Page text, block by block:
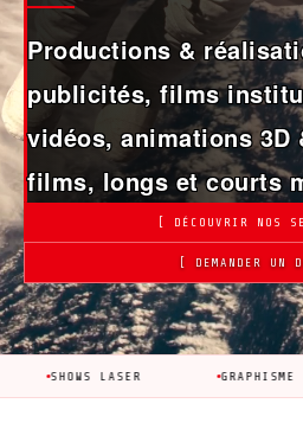
Productions &
publicités, films
vidéos, animations 3D
films, longs et courts
[ DÉCOUVRIR NOS
[ DEMANDER UN
GRAPHISME